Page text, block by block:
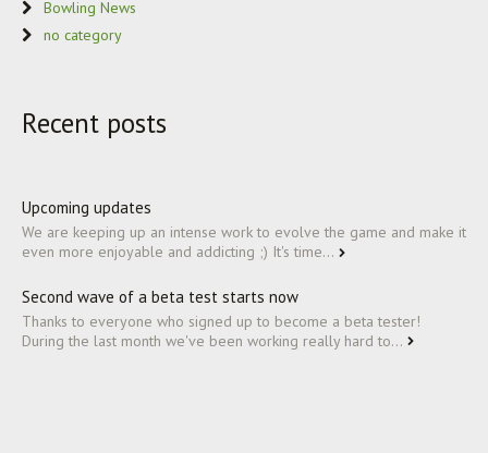
Bowling News
no category
Recent posts
Upcoming updates
We are keeping up an intense work to evolve the game and make it
even more enjoyable and addicting ;) It's time...
Second wave of a beta test starts now
Thanks to everyone who signed up to become a beta tester!
During the last month we've been working really hard to...